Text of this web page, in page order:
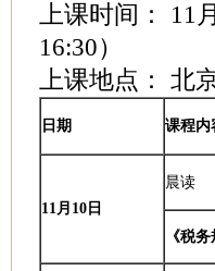
上课时间： 11
16:30）
上课地点： 北
日期 课程内
11月10日
晨读
《税